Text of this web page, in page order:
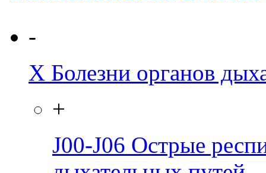
-
X Болезни органов
+
J00-J06 Острые